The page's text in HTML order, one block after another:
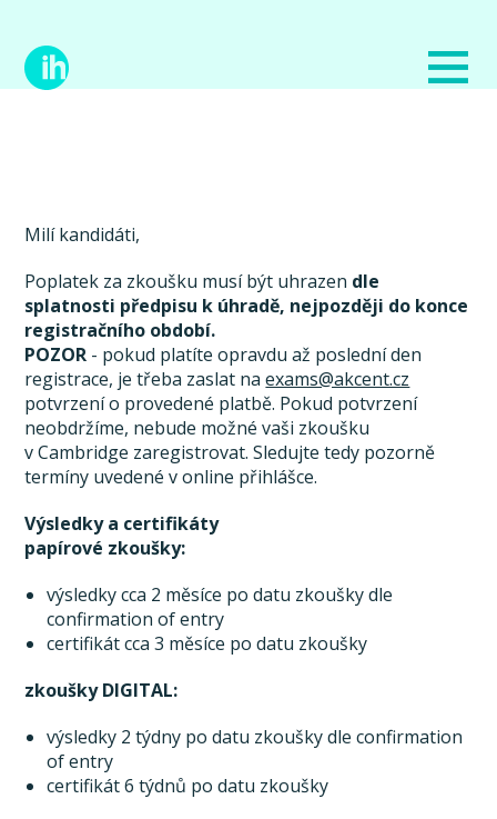
Milí kandidáti,
Poplatek za zkoušku musí být uhrazen dle
splatnosti předpisu k úhradě, nejpozději do konce
registračního období.
POZOR - pokud platíte opravdu až poslední den
registrace, je třeba zaslat naexams@akcent.cz
potvrzení o provedené platbě. Pokud potvrzení
neobdržíme, nebude možné vaši zkoušku
v Cambridge zaregistrovat. Sledujte tedy pozorně
termíny uvedené v online přihlášce.
Výsledky a certifikáty
papírové zkoušky:
výsledky cca 2 měsíce po datu zkoušky dle
confirmation of entry
certifikát cca 3 měsíce po datu zkoušky
zkoušky DIGITAL:
výsledky 2 týdny po datu zkoušky dle confirmation
of entry
certifikát 6 týdnů po datu zkoušky